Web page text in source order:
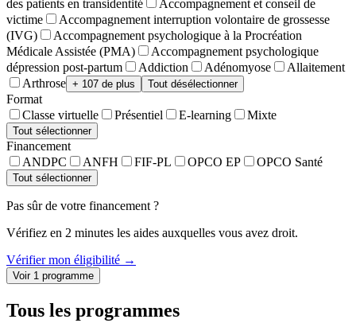
des patients en transidentité
Accompagnement et conseil de
victime
Accompagnement interruption volontaire de grossesse
(IVG)
Accompagnement psychologique à la Procréation
Médicale Assistée (PMA)
Accompagnement psychologique
dépression post-partum
Addiction Adénomyose
Allaitement
Arthrose + 107 de plus Tout désélectionner
Format
Classe virtuelle
Présentiel E-learning Mixte
Tout sélectionner
Financement
ANDPC
ANFH FIF-PL OPCO EP OPCO Santé
Tout sélectionner
Pas sûr de votre financement ?
Vérifiez en 2 minutes les aides auxquelles vous avez droit.
Vérifier mon éligibilité →
Voir 1 programme
Tous les programmes